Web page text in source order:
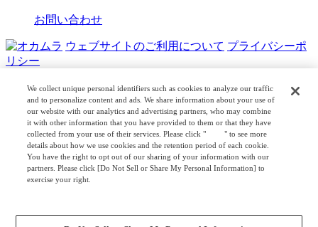
お問い合わせ
ウェブサイトのご利用について プライバシーポ
リシー
COPYRIGHT © OKAMURA CORPORATION. ALL RIGHTS
RESERVED.
日本公式 企業広報
We collect unique personal identifiers such as cookies to analyze our traffic
and to personalize content and ads. We share information about your use of
our website with our analytics and advertising partners, who may combine
it with other information that you have provided to them or that they have
collected from your use of their services. Please click "
here" to see more
details about how we use cookies and the retention period of each cookie.
You have the right to opt out of our sharing of your information with our
partners. Please click [Do Not Sell or Share My Personal Information] to
exercise your right.